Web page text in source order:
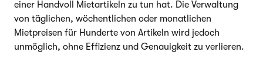
einer Handvoll Mietartikeln zu tun hat. Die Verwaltung
von täglichen, wöchentlichen oder monatlichen
Mietpreisen für Hunderte von Artikeln wird jedoch
unmöglich, ohne Effizienz und Genauigkeit zu verlieren.